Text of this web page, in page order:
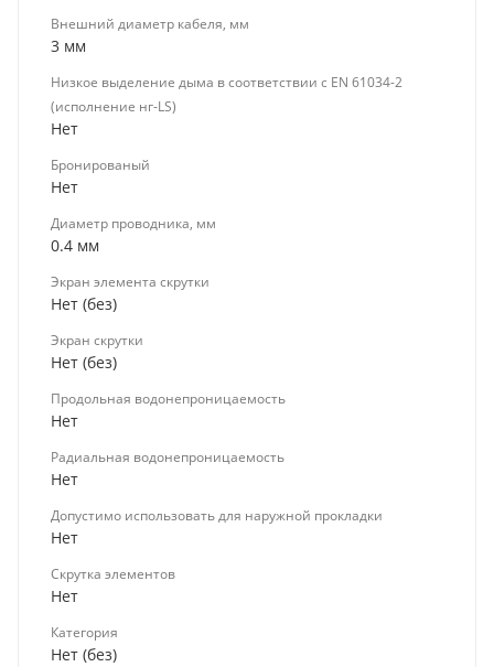
Внешний диаметр кабеля, мм
3 мм
Низкое выделение дыма в соответствии с EN 61034-2
(исполнение нг-LS)
Нет
Бронированый
Нет
Диаметр проводника, мм
0.4 мм
Экран элемента скрутки
Нет (без)
Экран скрутки
Нет (без)
Продольная водонепроницаемость
Нет
Радиальная водонепроницаемость
Нет
Допустимо использовать для наружной прокладки
Нет
Скрутка элементов
Нет
Категория
Нет (без)